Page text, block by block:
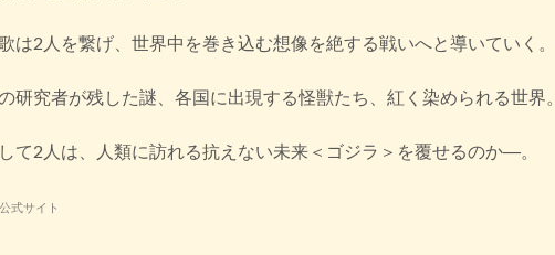
は2人を繋げ、世界中を巻き込む想像を絶する戦いへと導いていく。
研究者が残した謎、各国に出現する怪獣たち、紅く染められる世界。
て2人は、人類に訪れる抗えない未来＜ゴジラ＞を覆せるのか―。
式サイト